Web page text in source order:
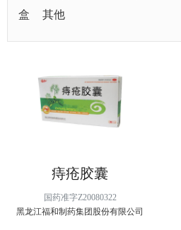
盒
其他
痔疮胶囊
国药准字Z20080322
黑龙江福和制药集团股份有限公司